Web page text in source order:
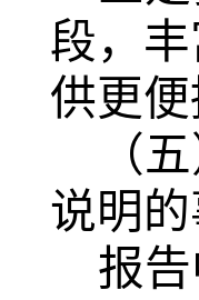
段，
供更
（
说明
报